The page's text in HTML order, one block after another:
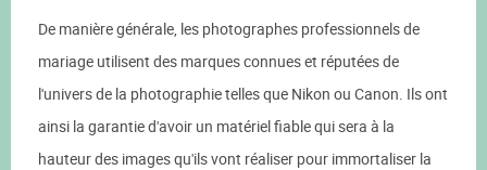
De manière générale, les photographes professionnels de
mariage utilisent des marques connues et réputées de
l'univers de la photographie telles que Nikon ou Canon. Ils ont
ainsi la garantie d'avoir un matériel fiable qui sera à la
hauteur des images qu'ils vont réaliser pour immortaliser la